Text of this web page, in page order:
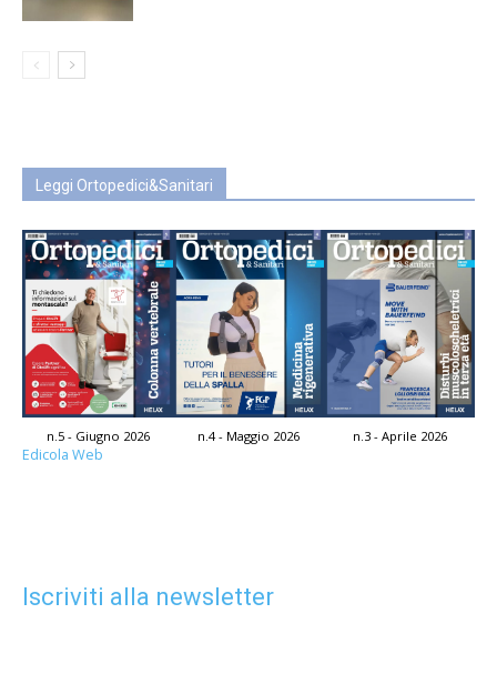
Leggi Ortopedici&Sanitari
n.5 - Giugno 2026 n.4 - Maggio 2026 n.3 - Aprile 2026
Edicola Web
Iscriviti alla newsletter